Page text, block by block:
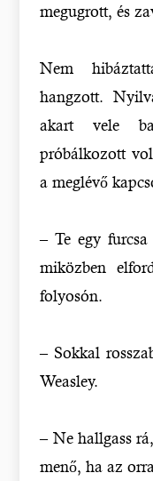
megugrott, és
Nem
hangzott.
akart vele
próbálkozott
a meglévő
– Te egy
miközben
folyosón.
– Sokkal
Weasley.
– Ne hallgass
menő, ha az